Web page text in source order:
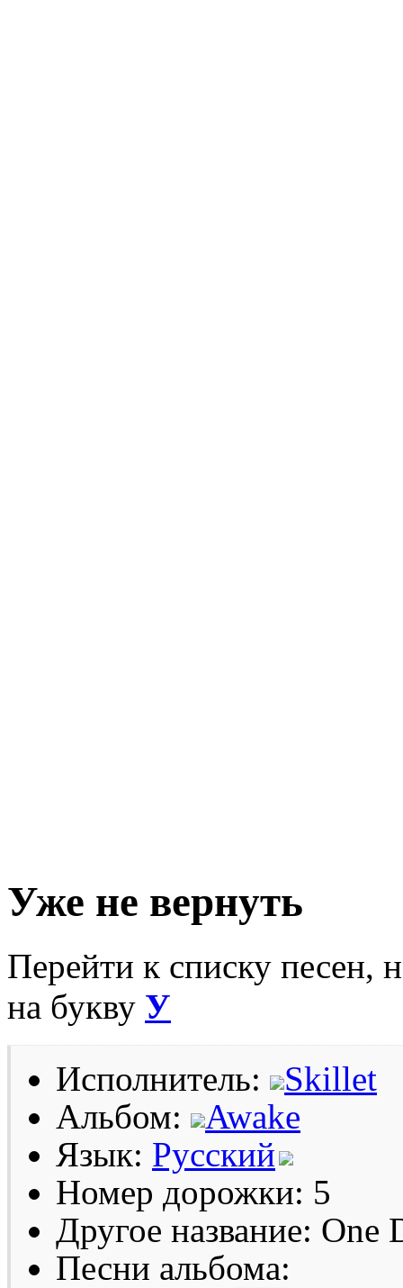
Уже не вернуть
Перейти к списку песен,
на букву У
Исполнитель:
Skillet
Альбом:
Awake
Язык: Русский
Номер дорожки: 5
Другое название: One
Песни альбома: